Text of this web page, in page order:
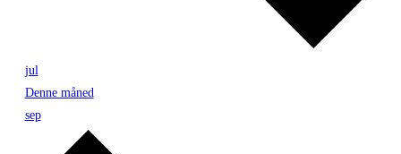
jul
Denne måned
sep